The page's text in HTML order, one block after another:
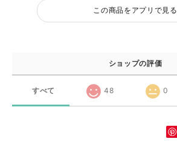
この商品をアプリで見る
ショップの評価
すべて 48 0